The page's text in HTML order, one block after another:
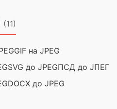
(11)
GIF на JPEG
SVG до JPEGПСД до ЈПЕГ
DOCX до JPEG